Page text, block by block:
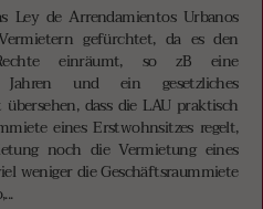
Ley de Arrendamientos Urbanos
gefürchtet, da es den
einräumt, so zB eine
und ein gesetzliches
dass die LAU praktisch
eines Erstwohnsitzes regelt,
noch die Vermietung eines
weniger die Geschäftsraummiete